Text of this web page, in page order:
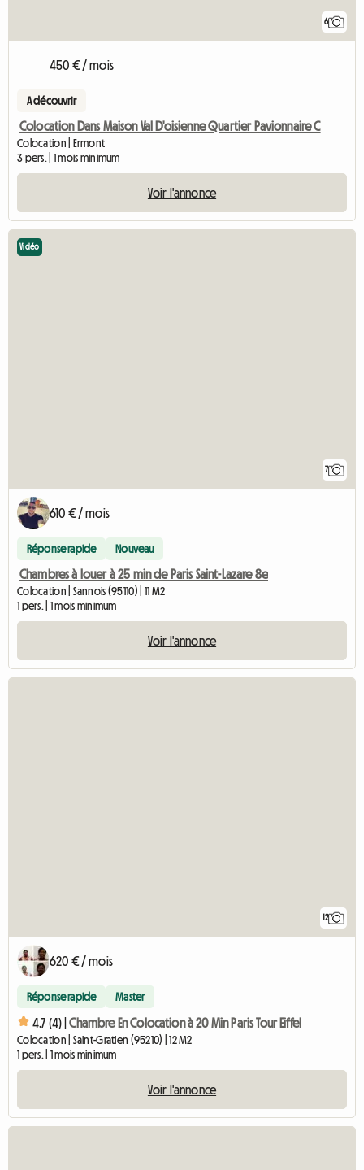
6
450 € / mois
A découvrir
Colocation Dans Maison Val D'oisienne Quartier Pavionnaire C
Colocation | Ermont
3 pers. | 1 mois minimum
Voir l'annonce
7
Vidéo
610 € / mois
Réponse rapide Nouveau
Chambres à louer à 25 min de Paris Saint-Lazare 8e
Colocation | Sannois (95110) | 11 M2
1 pers. | 1 mois minimum
Voir l'annonce
12
620 € / mois
Réponse rapide Master
4.7 (4) | Chambre En Colocation à 20 Min Paris Tour Eiffel
Colocation | Saint-Gratien (95210) | 12 M2
1 pers. | 1 mois minimum
Voir l'annonce